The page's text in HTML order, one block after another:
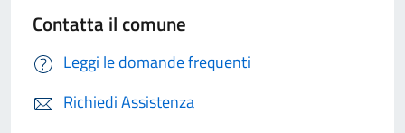
Contatta il comune
Leggi le domande frequenti
Richiedi Assistenza